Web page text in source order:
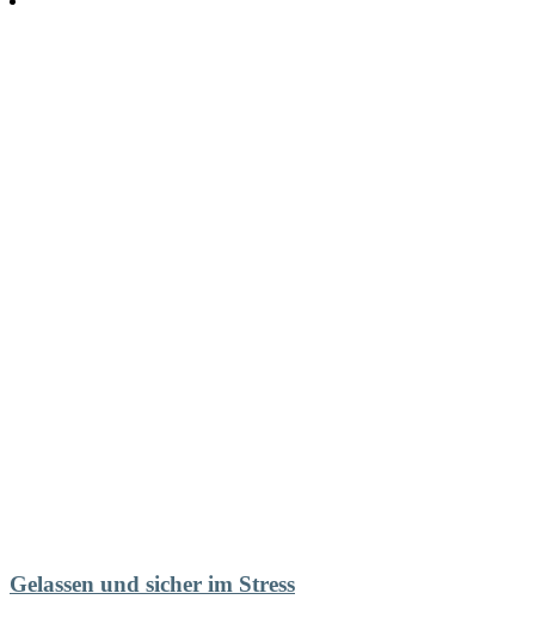
Gelassen und sicher im Stress